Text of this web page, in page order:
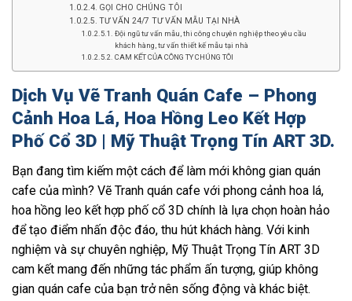
GỌI CHO CHÚNG TÔI
TƯ VẤN 24/7 TƯ VẤN MẪU TẠI NHÀ
Đội ngũ tư vấn mẫu, thi công chuyên nghiệp theo yêu cầu
khách hàng, tư vấn thiết kế mẫu tại nhà
CAM KẾT CỦA CÔNG TY CHÚNG TÔI
Dịch Vụ Vẽ Tranh Quán Cafe – Phong
Cảnh Hoa Lá, Hoa Hồng Leo Kết Hợp
Phố Cổ 3D | Mỹ Thuật Trọng Tín ART 3D.
Bạn đang tìm kiếm một cách để làm mới không gian quán
cafe của mình? Vẽ Tranh quán cafe với phong cảnh hoa lá,
hoa hồng leo kết hợp phố cổ 3D chính là lựa chọn hoàn hảo
để tạo điểm nhấn độc đáo, thu hút khách hàng. Với kinh
nghiệm và sự chuyên nghiệp, Mỹ Thuật Trọng Tín ART 3D
cam kết mang đến những tác phẩm ấn tượng, giúp không
gian quán cafe của bạn trở nên sống động và khác biệt.